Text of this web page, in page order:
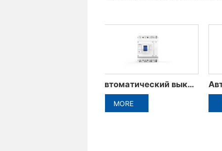
Электрические аксессуары миниатюрного выключателя